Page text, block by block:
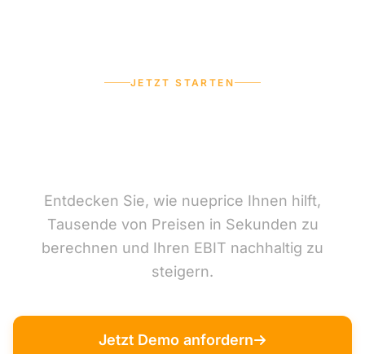
JETZT STARTEN
Entdecken Sie, wie nueprice Ihnen hilft,
Tausende von Preisen in Sekunden zu
berechnen und Ihren EBIT nachhaltig zu
steigern.
Jetzt Demo anfordern